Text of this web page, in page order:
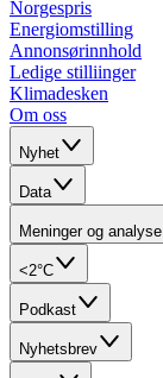
Norgespris
Energiomstilling
Annonsørinnhold
Ledige stilliinger
Klimadesken
Om oss
Nyhet
Data
Meninger og analyse
<2°C
Podkast
Nyhetsbrev